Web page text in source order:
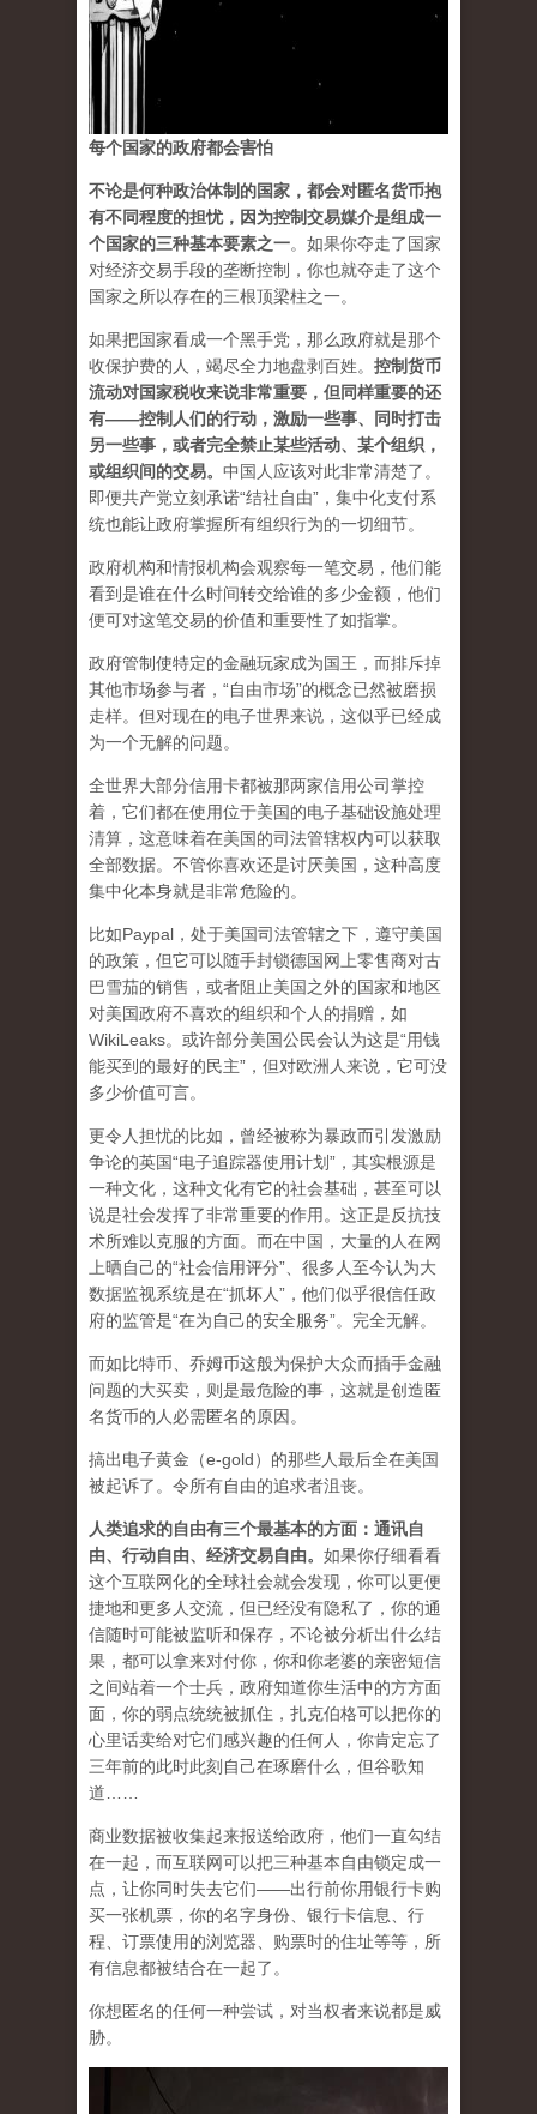
每个国家的政府都会害怕
不论是何种政治体制的国家，都会对匿名货币抱
有不同程度的担忧，因为控制交易媒介是组成一
个国家的三种基本要素之一。如果你夺走了国家
对经济交易手段的垄断控制，你也就夺走了这个
国家之所以存在的三根顶梁柱之一。
如果把国家看成一个黑手党，那么政府就是那个
收保护费的人，竭尽全力地盘剥百姓。 控制货币
流动对国家税收来说非常重要，但同样重要的还
有——控制人们的行动，激励一些事、同时打击
另一些事，或者完全禁止某些活动、某个组织，
或组织间的交易。 中国人应该对此非常清楚了。
即便共产党立刻承诺“结社自由”，集中化支付系
统也能让政府掌握所有组织行为的一切细节。
政府机构和情报机构会观察每一笔交易，他们能
看到是谁在什么时间转交给谁的多少金额，他们
便可对这笔交易的价值和重要性了如指掌。
政府管制使特定的金融玩家成为国王，而排斥掉
其他市场参与者，“自由市场”的概念已然被磨损
走样。但对现在的电子世界来说，这似乎已经成
为一个无解的问题。
全世界大部分信用卡都被那两家信用公司掌控
着，它们都在使用位于美国的电子基础设施处理
清算，这意味着在美国的司法管辖权内可以获取
全部数据。不管你喜欢还是讨厌美国，这种高度
集中化本身就是非常危险的。
比如Paypal，处于美国司法管辖之下，遵守美国
的政策，但它可以随手封锁德国网上零售商对古
巴雪茄的销售，或者阻止美国之外的国家和地区
对美国政府不喜欢的组织和个人的捐赠，如
WikiLeaks。或许部分美国公民会认为这是“用钱
能买到的最好的民主”，但对欧洲人来说，它可没
多少价值可言。
更令人担忧的比如，曾经被称为暴政而引发激励
争论的英国“电子追踪器使用计划”，其实根源是
一种文化，这种文化有它的社会基础，甚至可以
说是社会发挥了非常重要的作用。这正是反抗技
术所难以克服的方面。而在中国，大量的人在网
上晒自己的“社会信用评分”、很多人至今认为大
数据监视系统是在“抓坏人”，他们似乎很信任政
府的监管是“在为自己的安全服务”。完全无解。
而如比特币、乔姆币这般为保护大众而插手金融
问题的大买卖，则是最危险的事，这就是创造匿
名货币的人必需匿名的原因。
搞出电子黄金（e-gold）的那些人最后全在美国
被起诉了。令所有自由的追求者沮丧。
人类追求的自由有三个最基本的方面：通讯自
由、行动自由、经济交易自由。 如果你仔细看看
这个互联网化的全球社会就会发现，你可以更便
捷地和更多人交流，但已经没有隐私了，你的通
信随时可能被监听和保存，不论被分析出什么结
果，都可以拿来对付你，你和你老婆的亲密短信
之间站着一个士兵，政府知道你生活中的方方面
面，你的弱点统统被抓住，扎克伯格可以把你的
心里话卖给对它们感兴趣的任何人，你肯定忘了
三年前的此时此刻自己在琢磨什么，但谷歌知
道……
商业数据被收集起来报送给政府，他们一直勾结
在一起，而互联网可以把三种基本自由锁定成一
点，让你同时失去它们——出行前你用银行卡购
买一张机票，你的名字身份、银行卡信息、行
程、订票使用的浏览器、购票时的住址等等，所
有信息都被结合在一起了。
你想匿名的任何一种尝试，对当权者来说都是威
胁。